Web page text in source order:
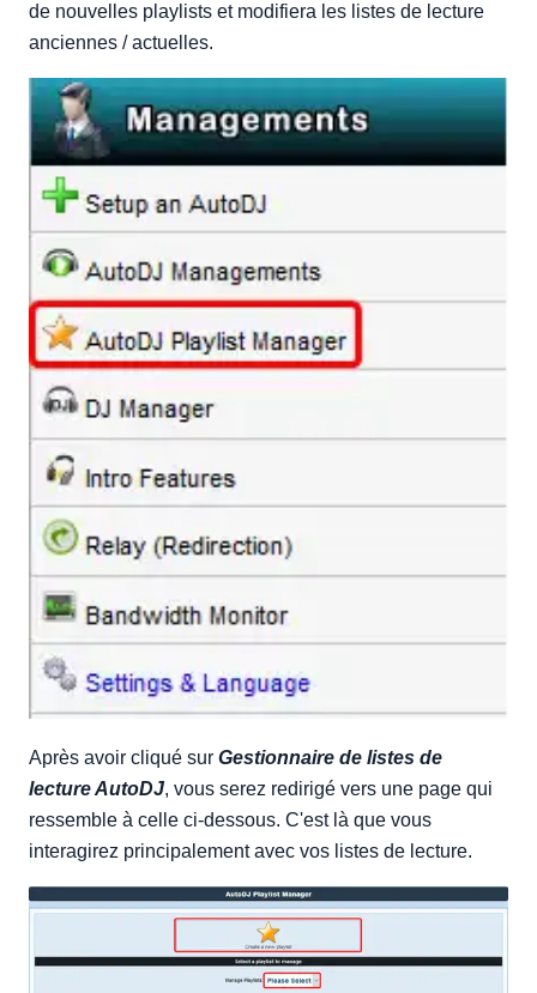
de nouvelles playlists et modifiera les listes de lecture
anciennes / actuelles.
Après avoir cliqué sur Gestionnaire de listes de
lecture AutoDJ, vous serez redirigé vers une page qui
ressemble à celle ci-dessous. C'est là que vous
interagirez principalement avec vos listes de lecture.